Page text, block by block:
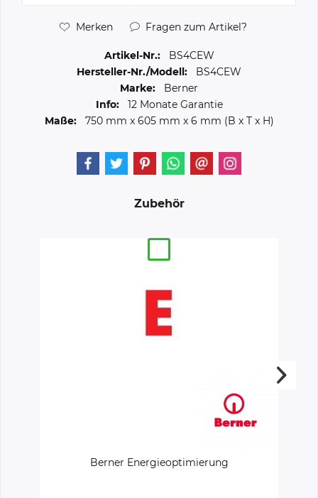
Merken Fragen zum Artikel?
Artikel-Nr.:
BS4CEW
Hersteller-Nr./Modell:
BS4CEW
Marke:
Berner
Info:
12 Monate Garantie
Maße:
750 mm x 605 mm x 6 mm (B x T x H)
Zubehör
Berner Energieoptimierung